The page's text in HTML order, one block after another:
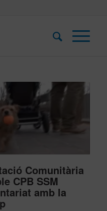
Comunitària
CPB SSM
amb la